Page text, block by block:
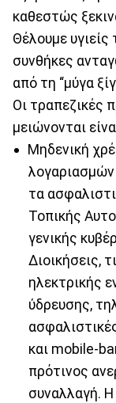
καθεστώς
Θέλουμε
συνθήκες
από τη “μύγα
Οι τραπεζικές
μειώνονται
Μηδενική
τα
Τοπικής
γενικής
Διοικήσεις,
ηλεκτρικής
ύδρευσης,
και mobile-
πρότινος
συναλλαγή.